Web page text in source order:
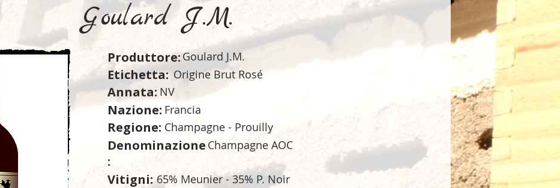
Goulard J.M.
Produttore:Goulard J.M.
Etichetta: Origine Brut Rosé
Annata: NV
Nazione: Francia
Regione: Champagne - Prouilly
Denominazione
:
Champagne AOC
Vitigni: 65% Meunier - 35% P. Noir